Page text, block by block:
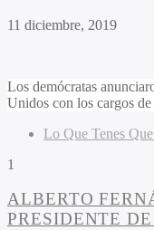
11 diciembre, 2019
Los demócratas
Unidos con los cargos
Lo Que Tenes
1
ALBERTO
PRESIDENTE